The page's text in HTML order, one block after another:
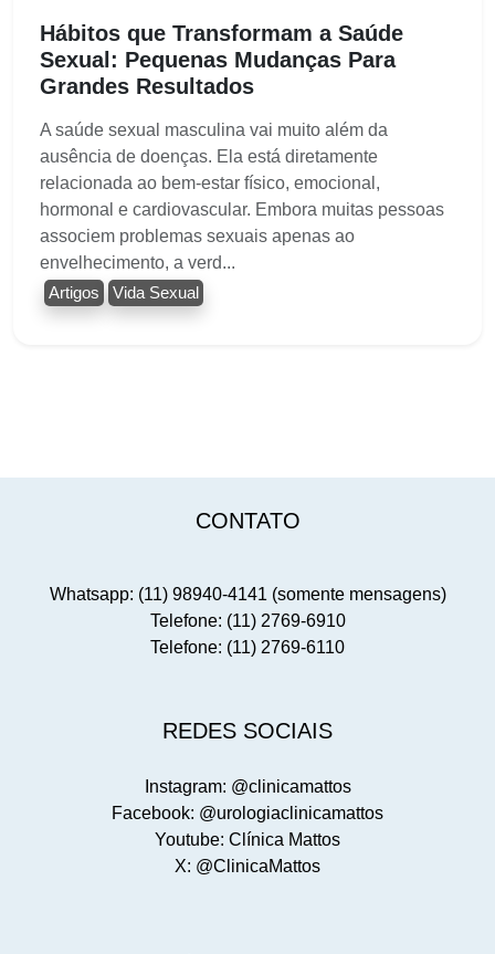
Hábitos que Transformam a Saúde
Sexual: Pequenas Mudanças Para
Grandes Resultados
A saúde sexual masculina vai muito além da
ausência de doenças. Ela está diretamente
relacionada ao bem-estar físico, emocional,
hormonal e cardiovascular. Embora muitas pessoas
associem problemas sexuais apenas ao
envelhecimento, a verd...
Artigos Vida Sexual
CONTATO
Whatsapp: (11) 98940-4141 (somente mensagens)
Telefone: (11) 2769-6910
Telefone: (11) 2769-6110
REDES SOCIAIS
Instagram: @clinicamattos
Facebook: @urologiaclinicamattos
Youtube: Clínica Mattos
X: @ClinicaMattos